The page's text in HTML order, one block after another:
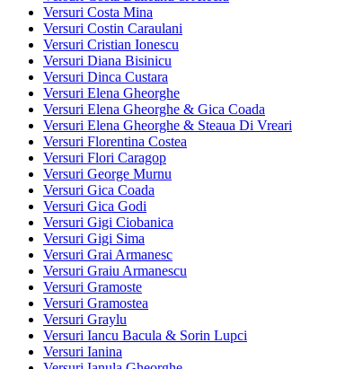
Versuri Costa Mina
Versuri Costin Caraulani
Versuri Cristian Ionescu
Versuri Diana Bisinicu
Versuri Dinca Custara
Versuri Elena Gheorghe
Versuri Elena Gheorghe & Gica Coada
Versuri Elena Gheorghe & Steaua Di Vreari
Versuri Florentina Costea
Versuri Flori Caragop
Versuri George Murnu
Versuri Gica Coada
Versuri Gica Godi
Versuri Gigi Ciobanica
Versuri Gigi Sima
Versuri Grai Armanesc
Versuri Graiu Armanescu
Versuri Gramoste
Versuri Gramostea
Versuri Graylu
Versuri Iancu Bacula & Sorin Lupci
Versuri Ianina